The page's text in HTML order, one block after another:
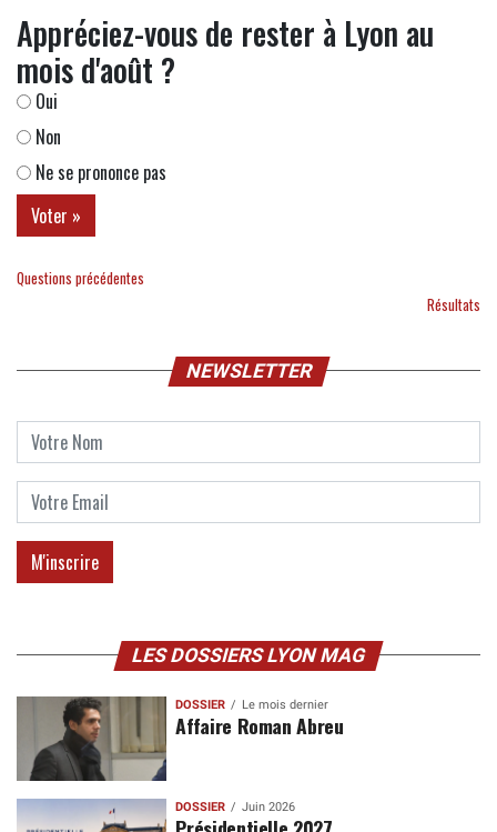
Appréciez-vous de rester à Lyon au
mois d'août ?
Oui
Non
Ne se prononce pas
Questions précédentes
Résultats
NEWSLETTER
LES DOSSIERS LYON MAG
DOSSIER Le mois dernier
Affaire Roman Abreu
DOSSIER Juin 2026